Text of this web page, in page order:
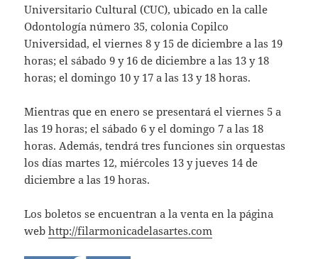
Universitario Cultural (CUC), ubicado en la calle
Odontología número 35, colonia Copilco
Universidad, el viernes 8 y 15 de diciembre a las 19
horas; el sábado 9 y 16 de diciembre a las 13 y 18
horas; el domingo 10 y 17 a las 13 y 18 horas.
Mientras que en enero se presentará el viernes 5 a
las 19 horas; el sábado 6 y el domingo 7 a las 18
horas. Además, tendrá tres funciones sin orquestas
los días martes 12, miércoles 13 y jueves 14 de
diciembre a las 19 horas.
Los boletos se encuentran a la venta en la página
webhttp://filarmonicadelasartes.com